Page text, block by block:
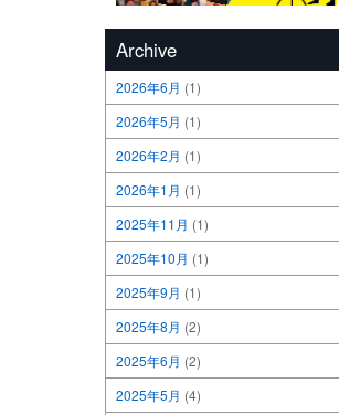
Archive
2026年6月 (1)
2026年5月 (1)
2026年2月 (1)
2026年1月 (1)
2025年11月 (1)
2025年10月 (1)
2025年9月 (1)
2025年8月 (2)
2025年6月 (2)
2025年5月 (4)